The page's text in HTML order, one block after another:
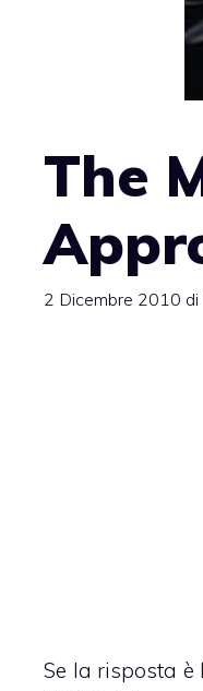
The
2 Dicembre 2010 di
Se la risposta è